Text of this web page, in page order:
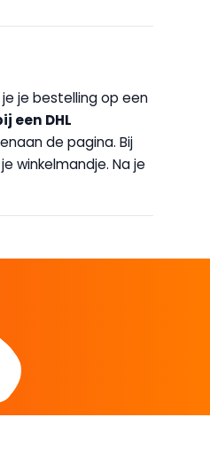
je je bestelling op een
een DHL
de pagina. Bij
winkelmandje. Na je